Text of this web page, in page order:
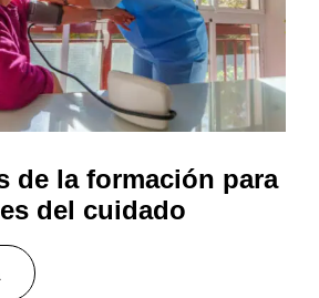
de la formación para
del cuidado